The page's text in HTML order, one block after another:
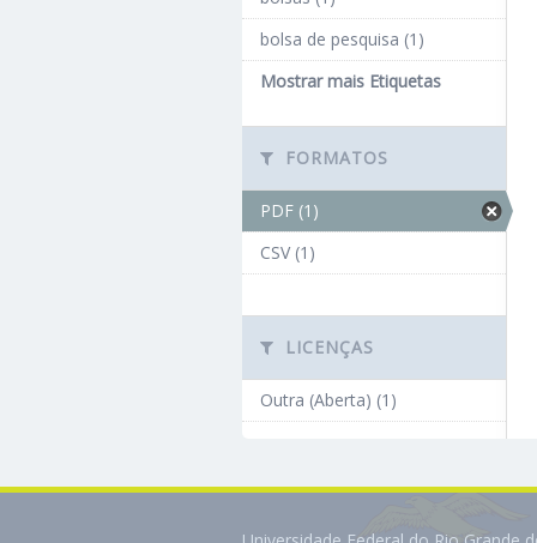
bolsa de pesquisa (1)
Mostrar mais Etiquetas
FORMATOS
PDF (1)
CSV (1)
LICENÇAS
Outra (Aberta) (1)